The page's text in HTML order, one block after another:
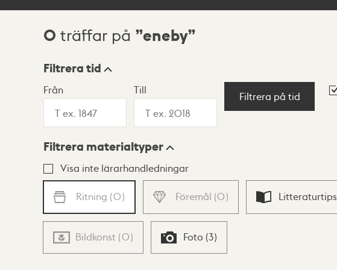
Sökresultat
0 träffar på eneby
Visningsläge
Lista Karta
Filtrera tid
Från Till
Filtrera på tid
Filtrera materialtyper
Visa inte lärarhandledningar
Ritning (0) Föremål (0) Litteraturtips
Bildkonst (0) Foto (3)